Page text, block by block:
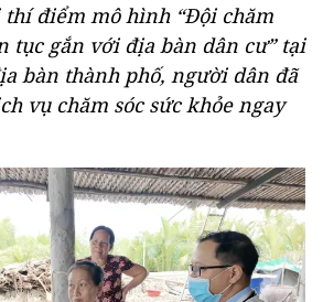
điểm mô hình “Đội chăm
tục gắn với địa bàn dân cư” tại
bàn thành phố, người dân đã
vụ chăm sóc sức khỏe ngay